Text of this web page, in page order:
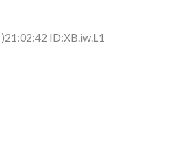
ID:XB.iw.L1